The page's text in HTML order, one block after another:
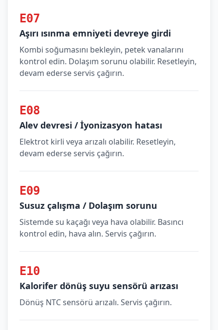
E07
Aşırı ısınma emniyeti devreye girdi
Kombi soğumasını bekleyin, petek vanalarını
kontrol edin. Dolaşım sorunu olabilir. Resetleyin,
devam ederse servis çağırın.
E08
Alev devresi / İyonizasyon hatası
Elektrot kirli veya arızalı olabilir. Resetleyin,
devam ederse servis çağırın.
E09
Susuz çalışma / Dolaşım sorunu
Sistemde su kaçağı veya hava olabilir. Basıncı
kontrol edin, hava alın. Servis çağırın.
E10
Kalorifer dönüş suyu sensörü arızası
Dönüş NTC sensörü arızalı. Servis çağırın.